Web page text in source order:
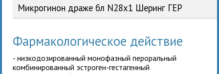
Микрогинон драже бл N28x1 Шеринг ГЕР
Фармакологическое действие
- низкодозированный монофазный пероральный
комбинированный эстроген-гестагенный